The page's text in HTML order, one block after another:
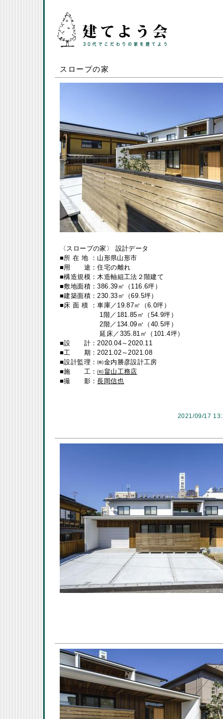
スロープの家
〈スロープの家〉 設計データ
■所 在 地 ：山形県山形市
■用 途：住宅の離れ
■構造規模：木造軸組工法２階建て
■敷地面積：386.39㎡（116.6坪）
■建築面積：230.33㎡（69.5坪）
■床 面 積 ：車庫／19.87㎡（6.0坪）
1階／181.85㎡（54.9坪）
2階／134.09㎡（40.5坪）
延床／335.81㎡（101.4坪）
■設 計：2020.04～2020.11
■工 期：2021.02～2021.08
■設計監理：㈱金内勝彦設計工房
■施 工：㈲畠山工務店
■撮 影：長岡信也
2021/09/17